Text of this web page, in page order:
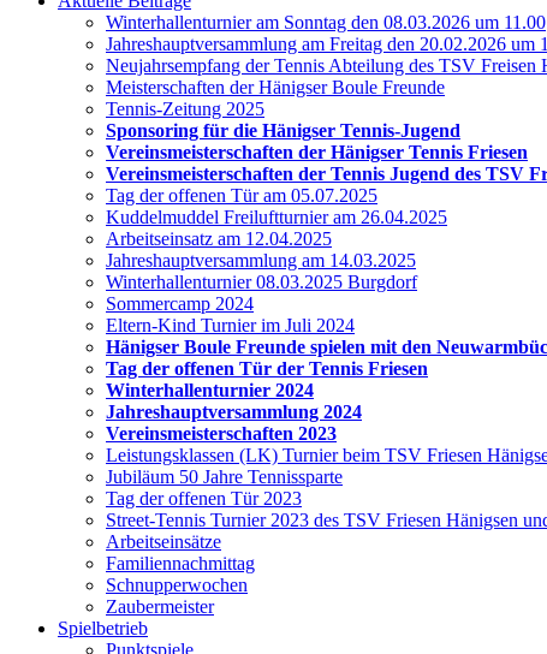
Winterhallenturnier am Sonntag den 08.03.2026 um 11.00
Jahreshauptversammlung am Freitag den 20.02.2026 um
Neujahrsempfang der Tennis Abteilung des TSV Freisen
Meisterschaften der Hänigser Boule Freunde
Tennis-Zeitung 2025
Sponsoring für die Hänigser Tennis-Jugend
Vereinsmeisterschaften der Hänigser Tennis Friesen
Vereinsmeisterschaften der Tennis Jugend des TSV
Tag der offenen Tür am 05.07.2025
Kuddelmuddel Freiluftturnier am 26.04.2025
Arbeitseinsatz am 12.04.2025
Jahreshauptversammlung am 14.03.2025
Winterhallenturnier 08.03.2025 Burgdorf
Sommercamp 2024
Eltern-Kind Turnier im Juli 2024
Hänigser Boule Freunde spielen mit den
Tag der offenen Tür der Tennis Friesen
Winterhallenturnier 2024
Jahreshauptversammlung 2024
Vereinsmeisterschaften 2023
Leistungsklassen (LK) Turnier beim TSV Friesen
Jubiläum 50 Jahre Tennissparte
Tag der offenen Tür 2023
Street-Tennis Turnier 2023 des TSV Friesen Hänigsen
Arbeitseinsätze
Familiennachmittag
Schnupperwochen
Zaubermeister
Spielbetrieb
Punktspiele